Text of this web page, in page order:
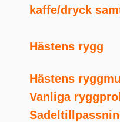
kaffe/dryck
Hästens rygg
Hästens
Vanliga